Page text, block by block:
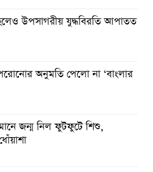
উপসাগরীয় যুদ্ধবিরতি আপাতত
অনুমতি পেলো না ‘বাংলার
জন্ম নিল ফুটফুটে শিশু,